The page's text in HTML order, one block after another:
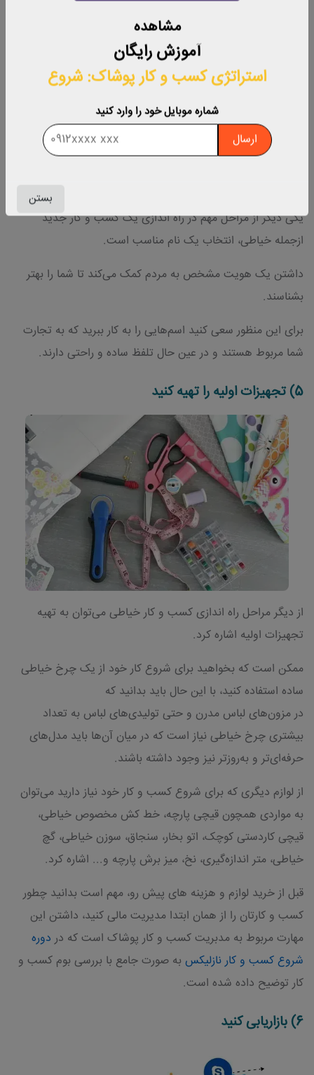
یکی دیگر از مراحل مهم در راه اندازی یک کسب و کار جدید
ازجمله خیاطی، انتخاب یک نام مناسب است.
داشتن یک هویت مشخص به مردم کمک می‌کند تا شما را بهتر
بشناسند.
برای این منظور سعی کنید اسم‌هایی را به کار ببرید که به تجارت
شما مربوط هستند و در عین حال تلفظ ساده و راحتی دارند.
5) تجهیزات اولیه را تهیه کنید
از دیگر مراحل راه اندازی کسب و کار خیاطی می‌توان به تهیه
تجهیزات اولیه اشاره کرد.
ممکن است که بخواهید برای شروع کار خود از یک چرخ خیاطی
ساده استفاده کنید، با این حال باید بدانید که
در مزون‌های لباس مدرن و حتی تولیدی‌های لباس به تعداد
بیشتری چرخ خیاطی نیاز است که در میان آن‌ها باید مدل‌های
حرفه‌ای‌تر و به‌روزتر نیز وجود داشته باشند.
از لوازم دیگری که برای شروع کسب و کار خود نیاز دارید می‌توان
به مواردی همچون قیچی پارچه، خط کش مخصوص خیاطی،
قیچی کاردستی کوچک، اتو بخار، سنجاق، سوزن خیاطی، گچ
خیاطی، متر اندازه‌گیری، نخ، میز برش پارچه و... اشاره کرد.
قبل از خرید لوازم و هزینه های پیش رو، مهم است بدانید چطور
کسب و کارتان را از همان ابتدا مدیریت مالی کنید، داشتن این
مهارت مربوط به مدبریت کسب و کار پوشاک است که در دوره
شروع کسب و کار نازلیکس به صورت جامع با بررسی بوم کسب و
کار توضیح داده شده است.
6) بازاریابی کنید
مشاهده
آموزش رایگان
استراتژی کسب‌ و کار پوشاک: شروع
شماره موبایل خود را وارد کنید
ارسال
بستن